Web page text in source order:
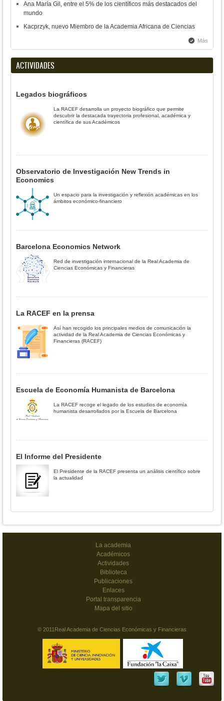
Ana María Gil, entre el 5% de los científicos más destacados del
mundo
Kacprzyk, nuevo Miembro de la Academia Africana de Ciencias
Más
ACTIVIDADES
Legados biográficos
La RACEF desarrolla un proyecto biográfico que permite
descubrir la destacada trayectoria profesional, académica y
científica de sus Académicos
Observatorio de Investigación New Trends in
Economics
Un espacio para la investigación y reflexión académicas en los
ámbitos económico-financiero
Barcelona Economics Network
Red de investigación internacional de la Real Academia de
Ciencias Económicas y Financieras
La RACEF en la prensa
Así han recogido los principales medios de comunicación la
actividad de la Real Academia de Ciencias Económicas y
Financieras (RACEF)
Escuela de Economía Humanista de Barcelona
La RACEF recoge el legado de los estudios de economía
humanista desarrollados por la Escuela de Barcelona
El Informe del Presidente
El Presidente de la RACEF presenta un análisis científico sobre
la actualidad
La academia
Académicos
Actividades
Biblioteca
Publicaciones
Enlaces
Portal transparencia
Mapa del sitio
© 2011Real Academia de Ciencias Económicas y Financieras